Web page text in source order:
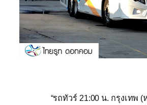
“รถทัวร์ 21:00 น. กรุงเทพ